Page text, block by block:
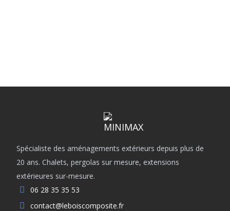
Spécialiste des aménagements extérieurs depuis plus de
20 ans. Chalets, pergolas sur mesure, extensions
extérieures sur-mesure.
06 28 35 35 53
contact@leboiscomposite.fr